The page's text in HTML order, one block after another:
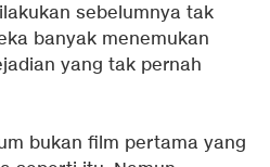
sebelumnya tak
banyak menemukan
yang tak pernah
bukan film pertama yang